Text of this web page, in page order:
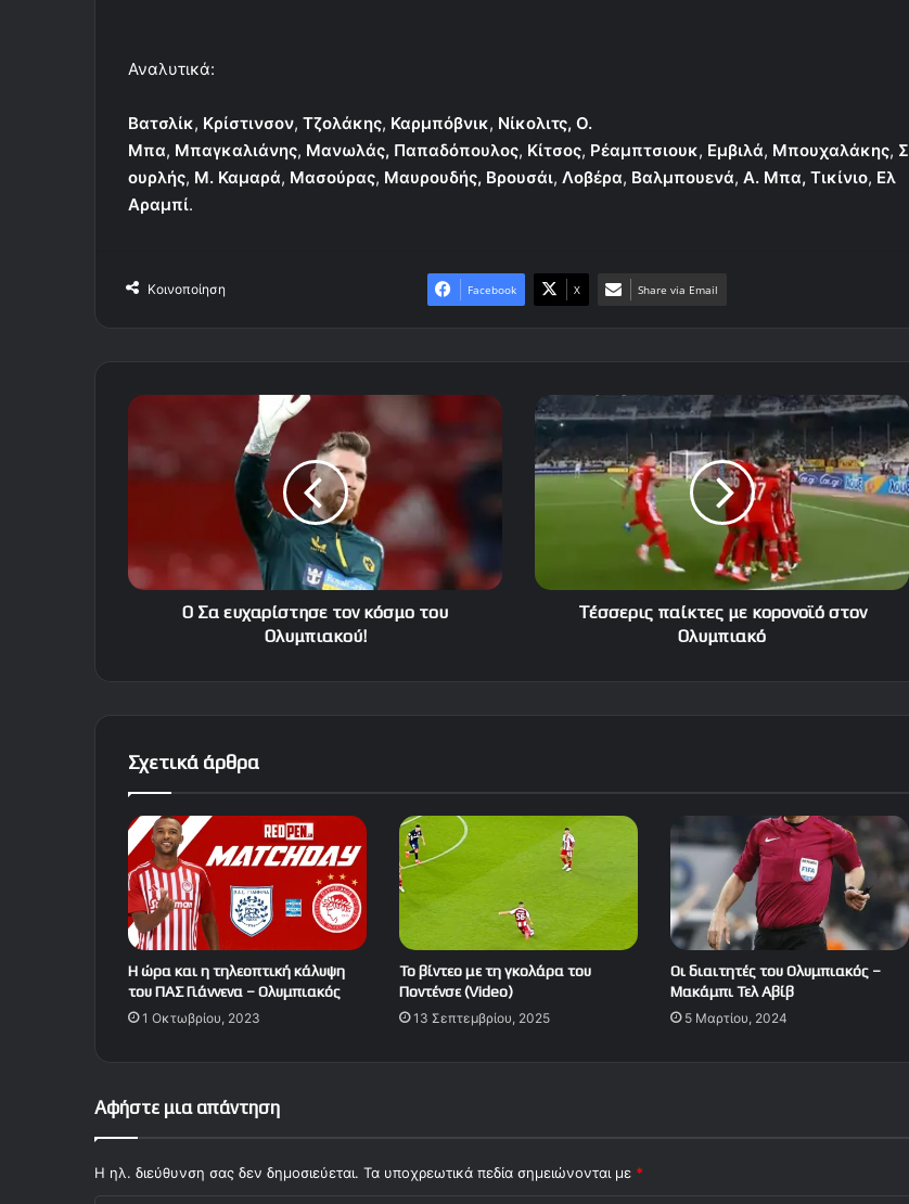
Αναλυτικά:
Βατσλίκ, Κρίστινσον, Τζολάκης, Καρμπόβνικ, Νίκολιτς, Ο.
Μπα, Μπαγκαλιάνης, Μανωλάς, Παπαδόπουλος, Κίτσος, Ρέαμπτσιουκ, Εμβιλά, Μπουχαλάκης, Σ
ουρλής, Μ. Καμαρά, Μασούρας, Μαυρουδής, Βρουσάι, Λοβέρα, Βαλμπουενά, Α. Μπα, Τικίνιο, Ελ
Αραμπί.
Κοινοποίηση Facebook X Share via Email
O
τον
O Σα ευχαρίστησε τον κόσμο του
Ολυμπιακού!
Τέσσερις
παίκτες
με
κορονοϊό
Τέσσερις παίκτες με κορονοϊό στον
Ολυμπιακό
Σχετικά άρθρα
Η ώρα και η τηλεοπτική κάλυψη
του ΠΑΣ Γιάννενα – Ολυμπιακός
1 Οκτωβρίου, 2023
Το βίντεο με τη γκολάρα του
Ποντένσε (Video)
13 Σεπτεμβρίου, 2025
Οι διαιτητές του Ολυμπιακός –
Μακάμπι Τελ Αβίβ
5 Μαρτίου, 2024
Αφήστε μια απάντηση
Η ηλ. διεύθυνση σας δεν δημοσιεύεται. Τα υποχρεωτικά πεδία σημειώνονται με *